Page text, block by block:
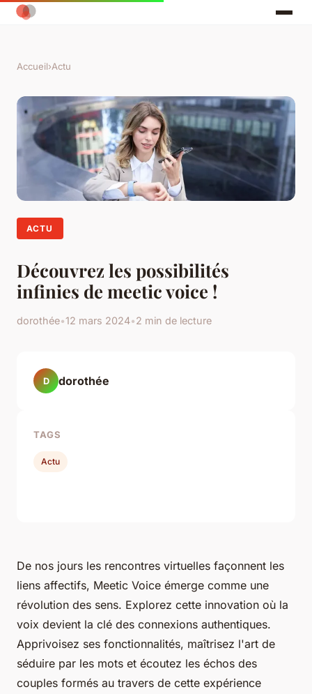
Accueil›Actu
ACTU
Découvrez les possibilités
infinies de meetic voice !
dorothée•12 mars 2024•2 min de lecture
De nos jours les rencontres virtuelles façonnent les
liens affectifs, Meetic Voice émerge comme une
révolution des sens. Explorez cette innovation où la
voix devient la clé des connexions authentiques.
Apprivoisez ses fonctionnalités, maîtrisez l'art de
séduire par les mots et écoutez les échos des
couples formés au travers de cette expérience
D dorothée
TAGS
Actu